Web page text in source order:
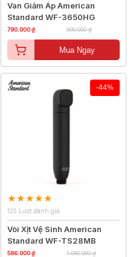
Van Giảm Áp American
Standard WF-3650HG
790.000 ₫ 900.000 ₫
Mua Ngay
-44%
125 Lượt đánh giá
Vòi Xịt Vệ Sinh American
Standard WF-TS28MB
586.000 ₫ 1.050.000 ₫